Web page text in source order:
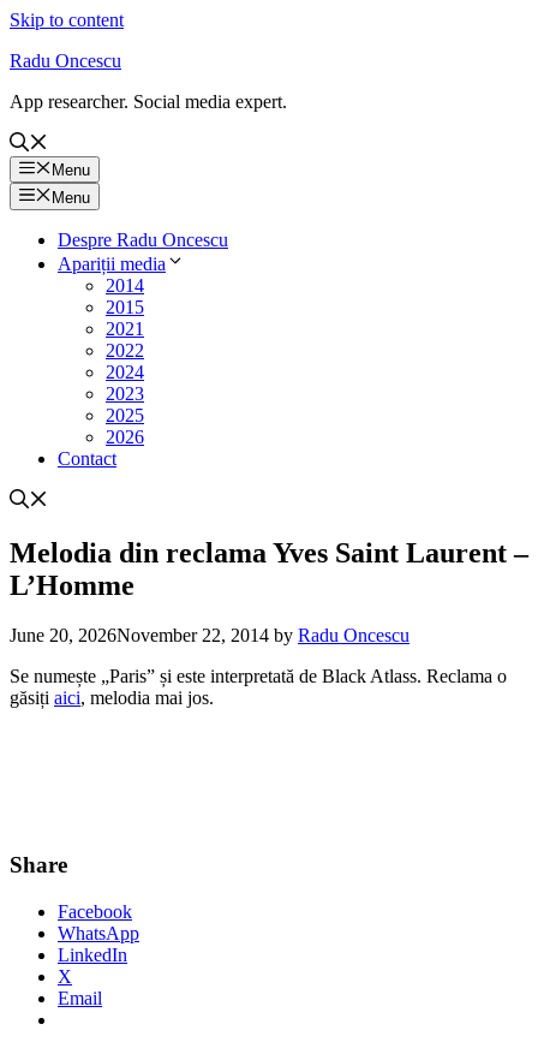
Skip to content
Radu Oncescu
App researcher. Social media expert.
Menu
Menu
Despre Radu Oncescu
Apariții media
2014
2015
2021
2022
2024
2023
2025
2026
Contact
Melodia din reclama Yves Saint Laurent –
L’Homme
June 20, 2026November 22, 2014 by Radu Oncescu
Se numește „Paris” și este interpretată de Black Atlass. Reclama o
găsiți aici, melodia mai jos.
Share
Facebook
WhatsApp
LinkedIn
X
Email